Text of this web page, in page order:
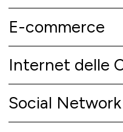
E-commerce
Internet delle
Social Network